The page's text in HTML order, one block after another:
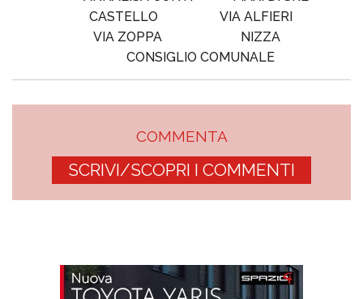
CASTELLO
VIA ALFIERI
VIA ZOPPA
NIZZA
CONSIGLIO COMUNALE
COMMENTA
SCRIVI/SCOPRI I COMMENTI